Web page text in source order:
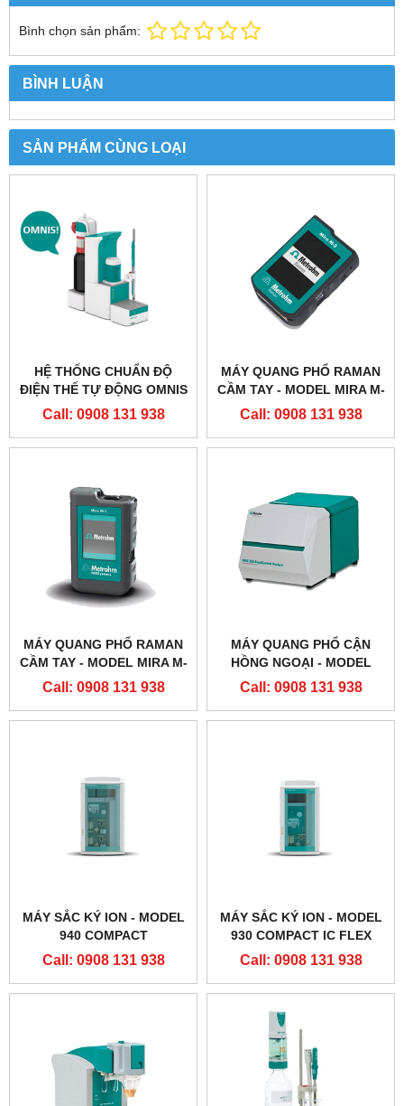
Bình chọn sản phẩm:
BÌNH LUẬN
SẢN PHẨM CÙNG LOẠI
HỆ THỐNG CHUẨN ĐỘ
ĐIỆN THẾ TỰ ĐỘNG OMNIS
TITRATOR ADVANCED
Call: 0908 131 938
MÁY QUANG PHỔ RAMAN
CẦM TAY - MODEL MIRA M-
3
Call: 0908 131 938
MÁY QUANG PHỔ RAMAN
CẦM TAY - MODEL MIRA M-
1 ADVANCE
Call: 0908 131 938
MÁY QUANG PHỔ CẬN
HỒNG NGOẠI - MODEL
NIRS XDS RAPID LIQUID
Call: 0908 131 938
MÁY SẮC KÝ ION - MODEL
940 COMPACT
Call: 0908 131 938
MÁY SẮC KÝ ION - MODEL
930 COMPACT IC FLEX
Call: 0908 131 938